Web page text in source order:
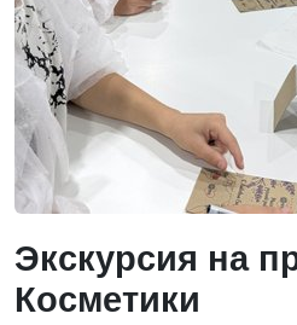
Экскурсия на
Косметики